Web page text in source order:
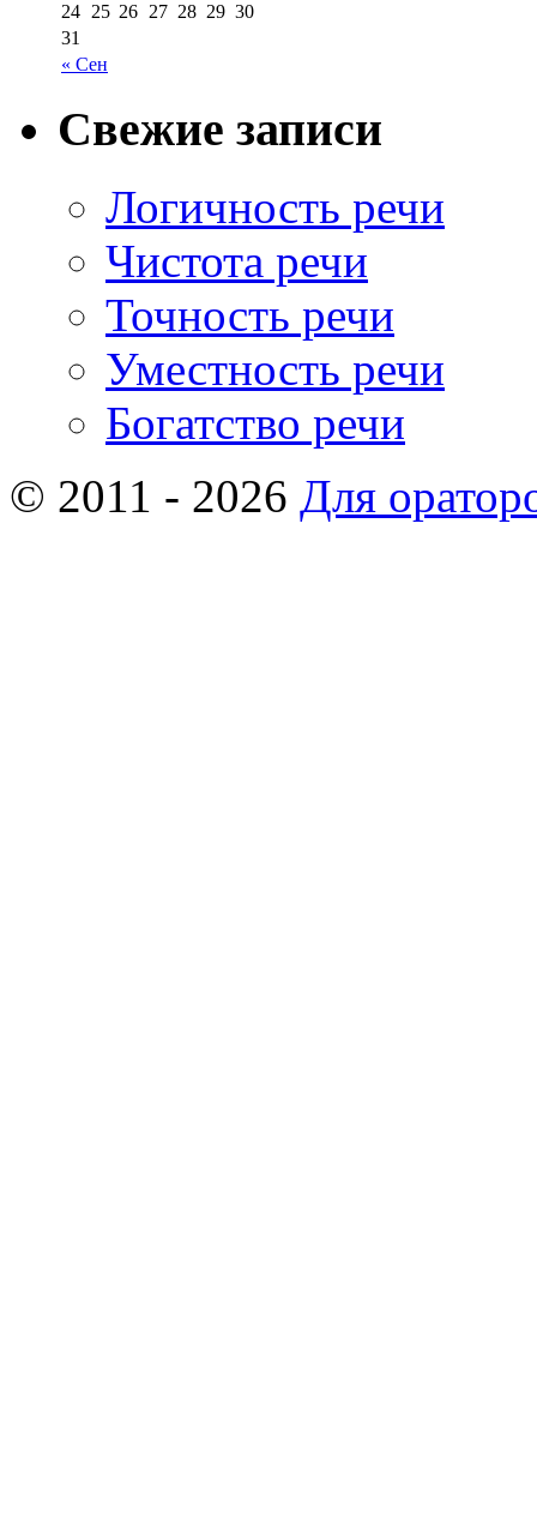
« Сен
24 25 26 27 28 29 30
31
Свежие записи
Логичность речи
Чистота речи
Точность речи
Уместность речи
Богатство речи
© 2011 - 2026 Для